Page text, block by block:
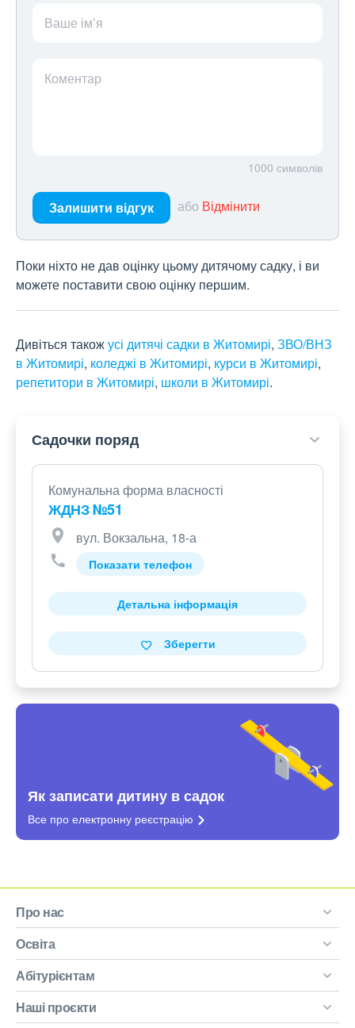
Ваше ім’я
Коментар
1000 символів
Залишити відгук або Відмінити
Поки ніхто не дав оцінку цьому дитячому садку, і ви
можете поставити свою оцінку першим.
Дивіться такожусі дитячі садки в Житомирі, ЗВО/ВНЗ
в Житомирі, коледжі в Житомирі, курси в Житомирі,
репетитори в Житомирі, школи в Житомирі.
Садочки поряд
Комунальна форма власності
ЖДНЗ №51
вул. Вокзальна, 18-а
Показати телефон
Детальна інформація
Зберегти
Як записати дитину в садок
Все про електронну реєстрацію
Про нас
Освіта
Абітурієнтам
Наші проєкти